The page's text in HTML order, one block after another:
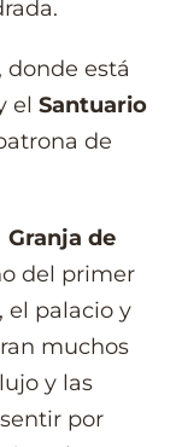
, donde está
elSantuario
de
Granja de
del primer
el palacio y
muchos
y las
por